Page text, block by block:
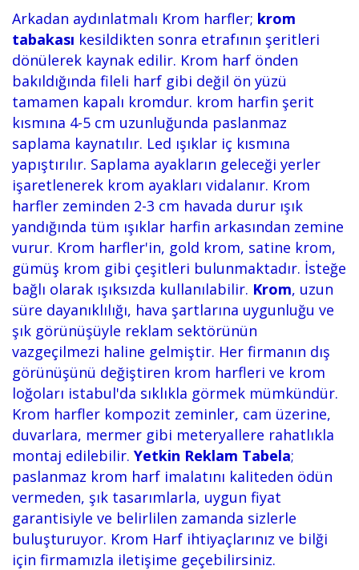
Arkadan aydınlatmalı Krom harfler; krom
tabakası kesildikten sonra etrafının şeritleri
dönülerek kaynak edilir. Krom harf önden
bakıldığında fileli harf gibi değil ön yüzü
tamamen kapalı kromdur. krom harfin şerit
kısmına 4-5 cm uzunluğunda paslanmaz
saplama kaynatılır. Led ışıklar iç kısmına
yapıştırılır. Saplama ayakların geleceği yerler
işaretlenerek krom ayakları vidalanır. Krom
harfler zeminden 2-3 cm havada durur ışık
yandığında tüm ışıklar harfin arkasından zemine
vurur. Krom harfler'in, gold krom, satine krom,
gümüş krom gibi çeşitleri bulunmaktadır. İsteğe
bağlı olarak ışıksızda kullanılabilir. Krom, uzun
süre dayanıklılığı, hava şartlarına uygunluğu ve
şık görünüşüyle reklam sektörünün
vazgeçilmezi haline gelmiştir. Her firmanın dış
görünüşünü değiştiren krom harfleri ve krom
loğoları istabul'da sıklıkla görmek mümkündür.
Krom harfler kompozit zeminler, cam üzerine,
duvarlara, mermer gibi meteryallere rahatlıkla
montaj edilebilir. Yetkin Reklam Tabela;
paslanmaz krom harf imalatını kaliteden ödün
vermeden, şık tasarımlarla, uygun fiyat
garantisiyle ve belirlilen zamanda sizlerle
buluşturuyor. Krom Harf ihtiyaçlarınız ve bilği
için firmamızla iletişime geçebilirsiniz.